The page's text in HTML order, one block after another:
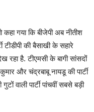
गया क‍ि बीजेपी अब नीतीश
टीडीपी की बैसाखी के सहारे
है. टीएमसी के बागी सांसदों
और चंद्रबाबू नायडू की पार्टी
वाली पार्टी पांचवीं सबसे बड़ी